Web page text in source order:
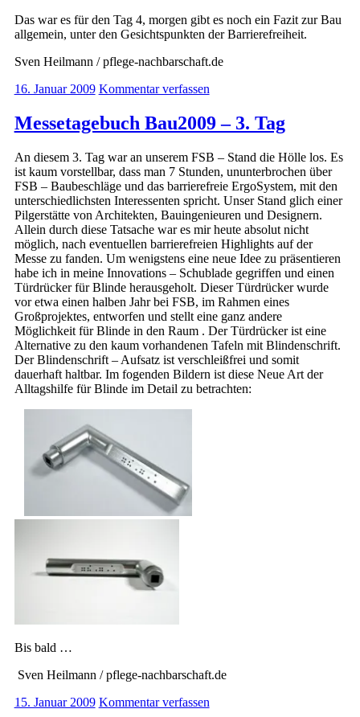
Das war es für den Tag 4, morgen gibt es noch ein Fazit zur Bau
allgemein, unter den Gesichtspunkten der Barrierefreiheit.
Sven Heilmann / pflege-nachbarschaft.de
16. Januar 2009 Kommentar verfassen
Messetagebuch Bau2009 – 3. Tag
An diesem 3. Tag war an unserem FSB – Stand die Hölle los. Es
ist kaum vorstellbar, dass man 7 Stunden, ununterbrochen über
FSB – Baubeschläge und das barrierefreie ErgoSystem, mit den
unterschiedlichsten Interessenten spricht. Unser Stand glich einer
Pilgerstätte von Architekten, Bauingenieuren und Designern.
Allein durch diese Tatsache war es mir heute absolut nicht
möglich, nach eventuellen barrierefreien Highlights auf der
Messe zu fanden. Um wenigstens eine neue Idee zu präsentieren
habe ich in meine Innovations – Schublade gegriffen und einen
Türdrücker für Blinde herausgeholt. Dieser Türdrücker wurde
vor etwa einen halben Jahr bei FSB, im Rahmen eines
Großprojektes, entworfen und stellt eine ganz andere
Möglichkeit für Blinde in den Raum . Der Türdrücker ist eine
Alternative zu den kaum vorhandenen Tafeln mit Blindenschrift.
Der Blindenschrift – Aufsatz ist verschleißfrei und somit
dauerhaft haltbar. Im fogenden Bildern ist diese Neue Art der
Alltagshilfe für Blinde im Detail zu betrachten:
Bis bald …
Sven Heilmann / pflege-nachbarschaft.de
15. Januar 2009 Kommentar verfassen